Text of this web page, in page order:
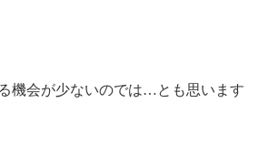
機会が少ないのでは…とも思います